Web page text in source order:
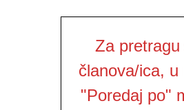
Za pretragu
članova/ica, u
"Poredaj po"